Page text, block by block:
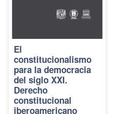
El
constitucionalismo
para la democracia
del siglo XXI.
Derecho
constitucional
iberoamericano